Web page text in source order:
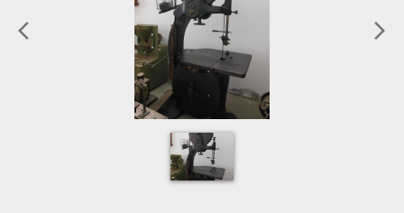
arrow_back_ios arrow_forward_ios